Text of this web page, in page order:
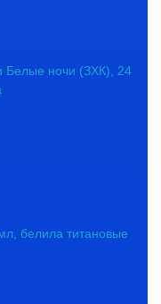
Белые ночи (ЗХК), 24
белила титановые